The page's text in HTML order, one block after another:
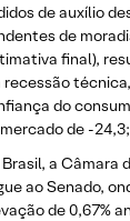
de auxílio
de
final),
recessão
do
de -24,3;
Brasil, a Câmara
ao Senado,
de 0,67%